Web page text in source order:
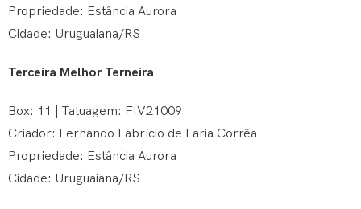
Propriedade: Estância Aurora
Cidade: Uruguaiana/RS
Terceira Melhor Terneira
Box: 11 | Tatuagem: FIV21009
Criador: Fernando Fabrício de Faria Corrêa
Propriedade: Estância Aurora
Cidade: Uruguaiana/RS